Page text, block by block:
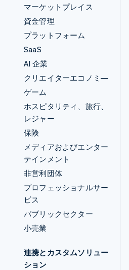
マーケットプレイス
資金管理
プラットフォーム
SaaS
AI 企業
クリエイターエコノミ―
ゲーム
ホスピタリティ、旅行、
レジャー
保険
メディアおよびエンター
テインメント
非営利団体
プロフェッショナルサー
ビス
パブリックセクター
小売業
連携とカスタムソリュー
ション